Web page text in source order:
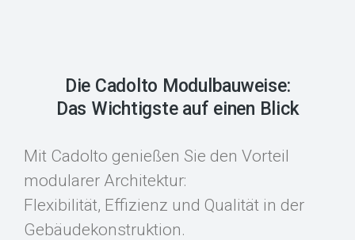
Die Cadolto Modulbauweise:
Das Wichtigste auf einen Blick
Mit Cadolto genießen Sie den Vorteil
modularer Architektur:
Flexibilität, Effizienz und Qualität in der
Gebäudekonstruktion.